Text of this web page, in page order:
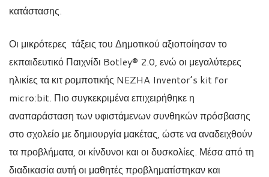
κατάστασης.
Οι μικρότερες τάξεις του Δημοτικού αξιοποίησαν το
εκπαιδευτικό Παιχνίδι Botley® 2.0, ενώ οι μεγαλύτερες
ηλικίες τα κιτ ρομποτικής NEZHA Inventor’s kit for
micro:bit. Πιο συγκεκριμένα επιχειρήθηκε η
αναπαράσταση των υφιστάμενων συνθηκών πρόσβασης
στο σχολείο με δημιουργία μακέτας, ώστε να αναδειχθούν
τα προβλήματα, οι κίνδυνοι και οι δυσκολίες. Μέσα από τη
διαδικασία αυτή οι μαθητές προβληματίστηκαν και